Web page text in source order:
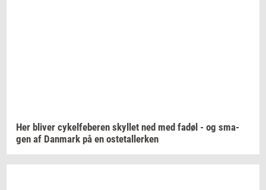
Her bli­ver cy­kel­fe­be­ren skyl­let ned med fadøl - og sma­
gen af Dan­mark på en oste­tal­ler­ken